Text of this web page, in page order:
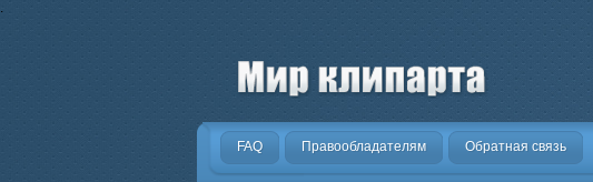
.
FAQ Правообладателям Обратная связь